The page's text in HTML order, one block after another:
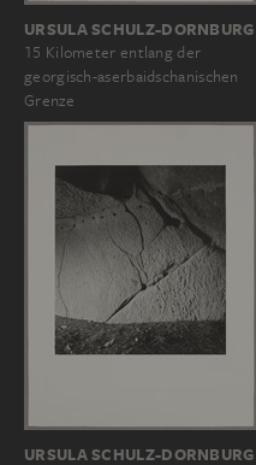
URSULA SCHULZ-DORNBURG
15 Kilometer entlang der
georgisch-aserbaidschanischen
Grenze
URSULA SCHULZ-DORNBURG